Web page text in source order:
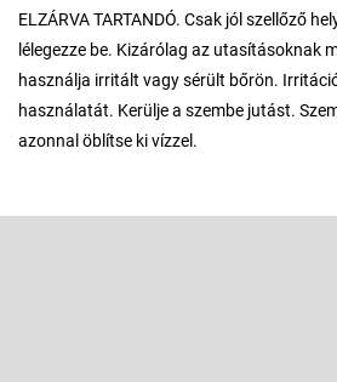
ELZÁRVA TARTANDÓ. Csak jól szellőző
lélegezze be. Kizárólag az utasításoknak
használja irritált vagy sérült bőrön.
használatát. Kerülje a szembe jutást.
azonnal öblítse ki vízzel.